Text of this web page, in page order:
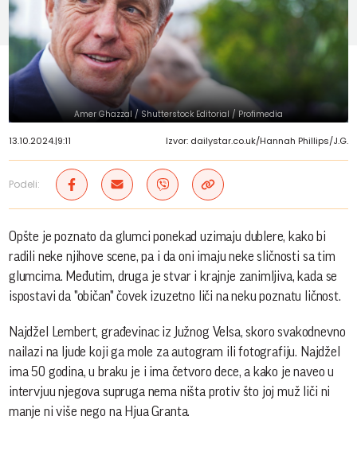
Amer Ghazzal / Shutterstock Editorial / Profimedia
13.10.2024.|9:11 Izvor: dailystar.co.uk/Hannah Phillips/J.G.
Podeli:
Opšte je poznato da glumci ponekad uzimaju dublere, kako bi
radili neke njihove scene, pa i da oni imaju neke sličnosti sa tim
glumcima. Međutim, druga je stvar i krajnje zanimljiva, kada se
ispostavi da "običan" čovek izuzetno liči na neku poznatu ličnost.
Najdžel Lembert, građevinac iz Južnog Velsa, skoro svakodnevno
nailazi na ljude koji ga mole za autogram ili fotografiju. Najdžel
ima 50 godina, u braku je i ima četvoro dece, a kako je naveo u
intervjuu njegova supruga nema ništa protiv što joj muž liči ni
manje ni više nego na Hjua Granta.